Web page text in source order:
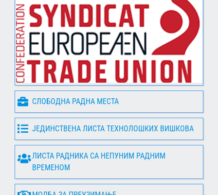
СЛОБОДНА РАДНА МЕСТА
ЈЕДИНСТВЕНА ЛИСТА ТЕХНОЛОШКИХ ВИШКОВА
ЛИСТА РАДНИКА СА НЕПУНИМ РАДНИМ
ВРЕМЕНОМ